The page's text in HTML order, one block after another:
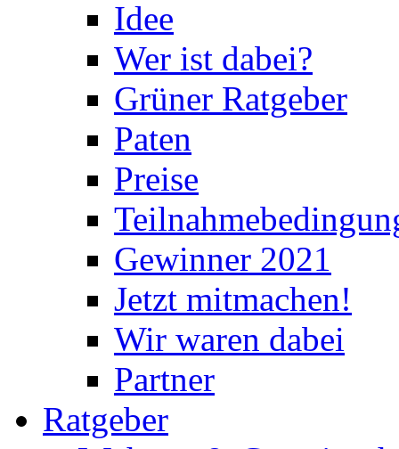
Idee
Wer ist dabei?
Grüner Ratgeber
Paten
Preise
Gewinner 2021
Jetzt mitmachen!
Wir waren dabei
Partner
Ratgeber